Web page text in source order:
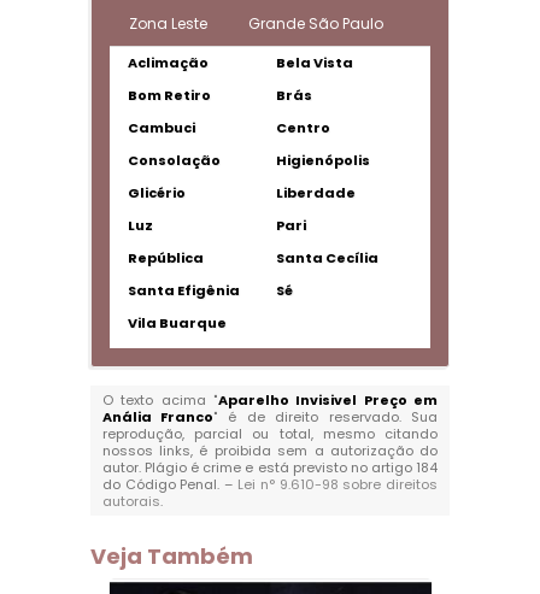
Zona Leste Grande São Paulo
Aclimação
Bela Vista
Bom Retiro
Brás
Cambuci
Centro
Consolação
Higienópolis
Glicério
Liberdade
Luz
Pari
República
Santa Cecília
Santa Efigênia
Sé
Vila Buarque
O texto acima "Aparelho Invisivel Preço em
Anália Franco" é de direito reservado. Sua
reprodução, parcial ou total, mesmo citando
nossos links, é proibida sem a autorização do
autor. Plágio é crime e está previsto no artigo 184
do Código Penal. – Lei n° 9.610-98 sobre direitos
autorais.
Veja Também